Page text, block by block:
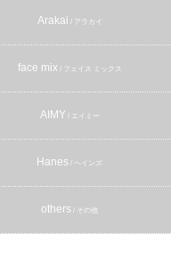
Arakai / アラカイ
face mix/ フェイス ミックス
AIMY / エイミー
Hanes / ヘインズ
others / その他